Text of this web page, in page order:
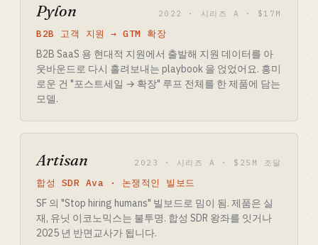
Pylon 2022 · 시리즈 A · $17M
B2B 고객 지원 → GTM 확장
B2B SaaS 용 현대적 지원에서 출발해 지원 데이터를 아
웃바운드로 다시 흘려보내는 playbook 을 얹었어요. 흥미
로운 건 "포스트세일 → 확장" 루프 전체를 한 제품에 담는
모델.
Artisan 2023 · 시리즈 A · $25M 조달
합성 SDR Ava · 논쟁적인 빌보드
SF 의 "Stop hiring humans" 빌보드로 밈이 됨. 제품은 실
재, 유닛 이코노믹스는 불투명. 합성 SDR 왕좌를 잇거나
2025 년 반면교사가 됩니다.